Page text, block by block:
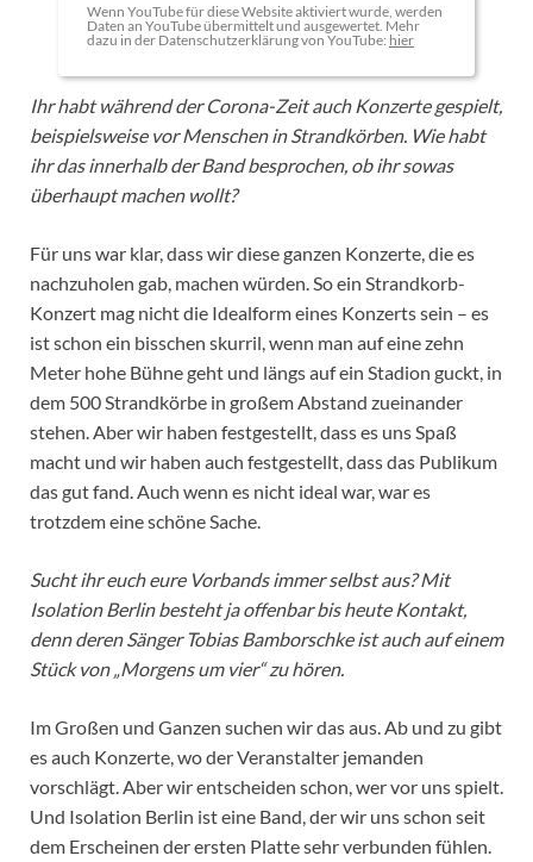
Wenn YouTube für diese Website aktiviert wurde, werden
Daten an YouTube übermittelt und ausgewertet. Mehr
dazu in der Datenschutzerklärung von YouTube: hier
Ihr habt während der Corona-Zeit auch Konzerte gespielt,
beispielsweise vor Menschen in Strandkörben. Wie habt
ihr das innerhalb der Band besprochen, ob ihr sowas
überhaupt machen wollt?
Für uns war klar, dass wir diese ganzen Konzerte, die es
nachzuholen gab, machen würden. So ein Strandkorb-
Konzert mag nicht die Idealform eines Konzerts sein – es
ist schon ein bisschen skurril, wenn man auf eine zehn
Meter hohe Bühne geht und längs auf ein Stadion guckt, in
dem 500 Strandkörbe in großem Abstand zueinander
stehen. Aber wir haben festgestellt, dass es uns Spaß
macht und wir haben auch festgestellt, dass das Publikum
das gut fand. Auch wenn es nicht ideal war, war es
trotzdem eine schöne Sache.
Sucht ihr euch eure Vorbands immer selbst aus? Mit
Isolation Berlin besteht ja offenbar bis heute Kontakt,
denn deren Sänger Tobias Bamborschke ist auch auf einem
Stück von „Morgens um vier“ zu hören.
Im Großen und Ganzen suchen wir das aus. Ab und zu gibt
es auch Konzerte, wo der Veranstalter jemanden
vorschlägt. Aber wir entscheiden schon, wer vor uns spielt.
Und Isolation Berlin ist eine Band, der wir uns schon seit
dem Erscheinen der ersten Platte sehr verbunden fühlen.